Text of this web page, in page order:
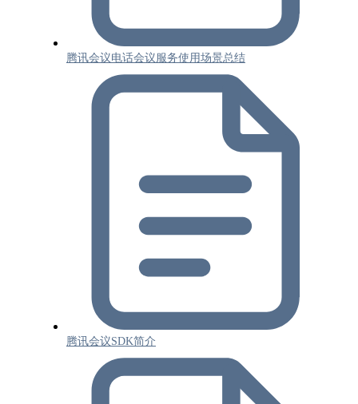
腾讯会议电话会议服务使用场景总结
腾讯会议SDK简介